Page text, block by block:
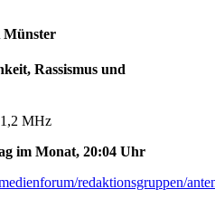
Münster
Rassismus und
MHz
im Monat, 20:04 Uhr
redaktionsgruppen/